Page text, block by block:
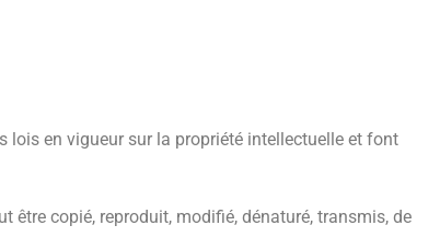
lois en vigueur sur la propriété intellectuelle et font
être copié, reproduit, modifié, dénaturé, transmis, de